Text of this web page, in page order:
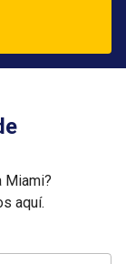
Miami?
aquí.